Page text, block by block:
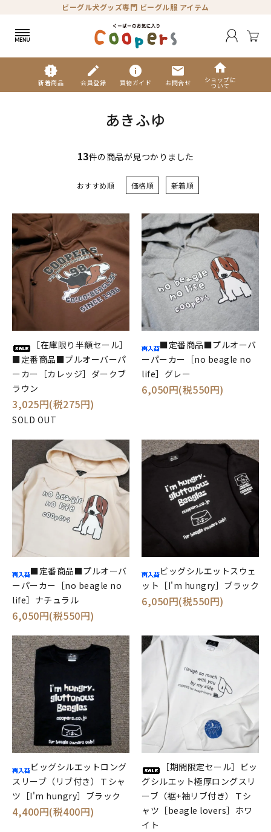
ビーグル犬グッズ専門 ビーグル服 アイテム
new_releases
新着商品
edit
会員登録
info
買物ガイド
mail
お問合せ
home
ショップに
ついて
あきふゆ
13件の商品が見つかりました
おすすめ順 価格順 新着順
［在庫限り半額セール］
■定番商品■プルオーバーパ
ーカー［カレッジ］ダークブ
ラウン
3,025円(税275円)
SOLD OUT
■定番商品■プルオーバ
ーパーカー［no beagle no
life］グレー
6,050円(税550円)
■定番商品■プルオーバ
ーパーカー［no beagle no
life］ナチュラル
6,050円(税550円)
ビッグシルエットスウェ
ット［I'm hungry］ブラック
6,050円(税550円)
ビッグシルエットロング
スリーブ（リブ付き）Ｔシャ
ツ［I'm hungry］ブラック
4,400円(税400円)
［期間限定セール］ビッ
グシルエット極厚ロングスリ
ーブ（裾+袖リブ付き）Ｔシ
ャツ［beagle lovers］ホワ
イト